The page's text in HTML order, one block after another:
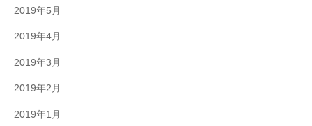
2019年5月
2019年4月
2019年3月
2019年2月
2019年1月